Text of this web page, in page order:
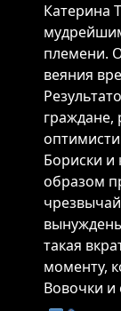
Катерина
племени.
веяния
граждане,
Бориски и
образом
такая
моменту,
Вовочки и